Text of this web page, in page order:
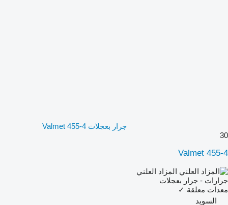
جرار بعجلات Valmet 455-4
30
Valmet 455-4
المزاد العلني
جرارات - جرار بعجلات
معدات معلقة ✓
السويد